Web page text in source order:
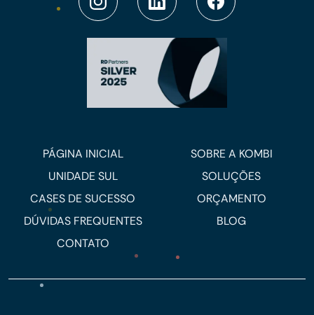
PÁGINA INICIAL
SOBRE A KOMBI
UNIDADE SUL
SOLUÇÕES
CASES DE SUCESSO
ORÇAMENTO
DÚVIDAS FREQUENTES
BLOG
CONTATO